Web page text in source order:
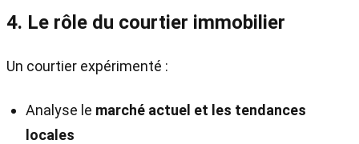
4. Le rôle du courtier immobilier
Un courtier expérimenté :
Analyse le marché actuel et les tendances
locales